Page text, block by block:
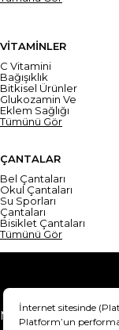
VİTAMİNLER
C Vitamini
Bağışıklık
Bitkisel Ürünler
Glukozamin Ve
Eklem Sağlığı
Tümünü Gör
ÇANTALAR
Bel Çantaları
Okul Çantaları
Su Sporları
Çantaları
Bisiklet Çantaları
Tümünü Gör
Mesafeli Satış